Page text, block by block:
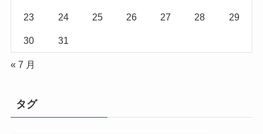
23 24 25 26 27 28 29
30 31
« 7 月
タグ